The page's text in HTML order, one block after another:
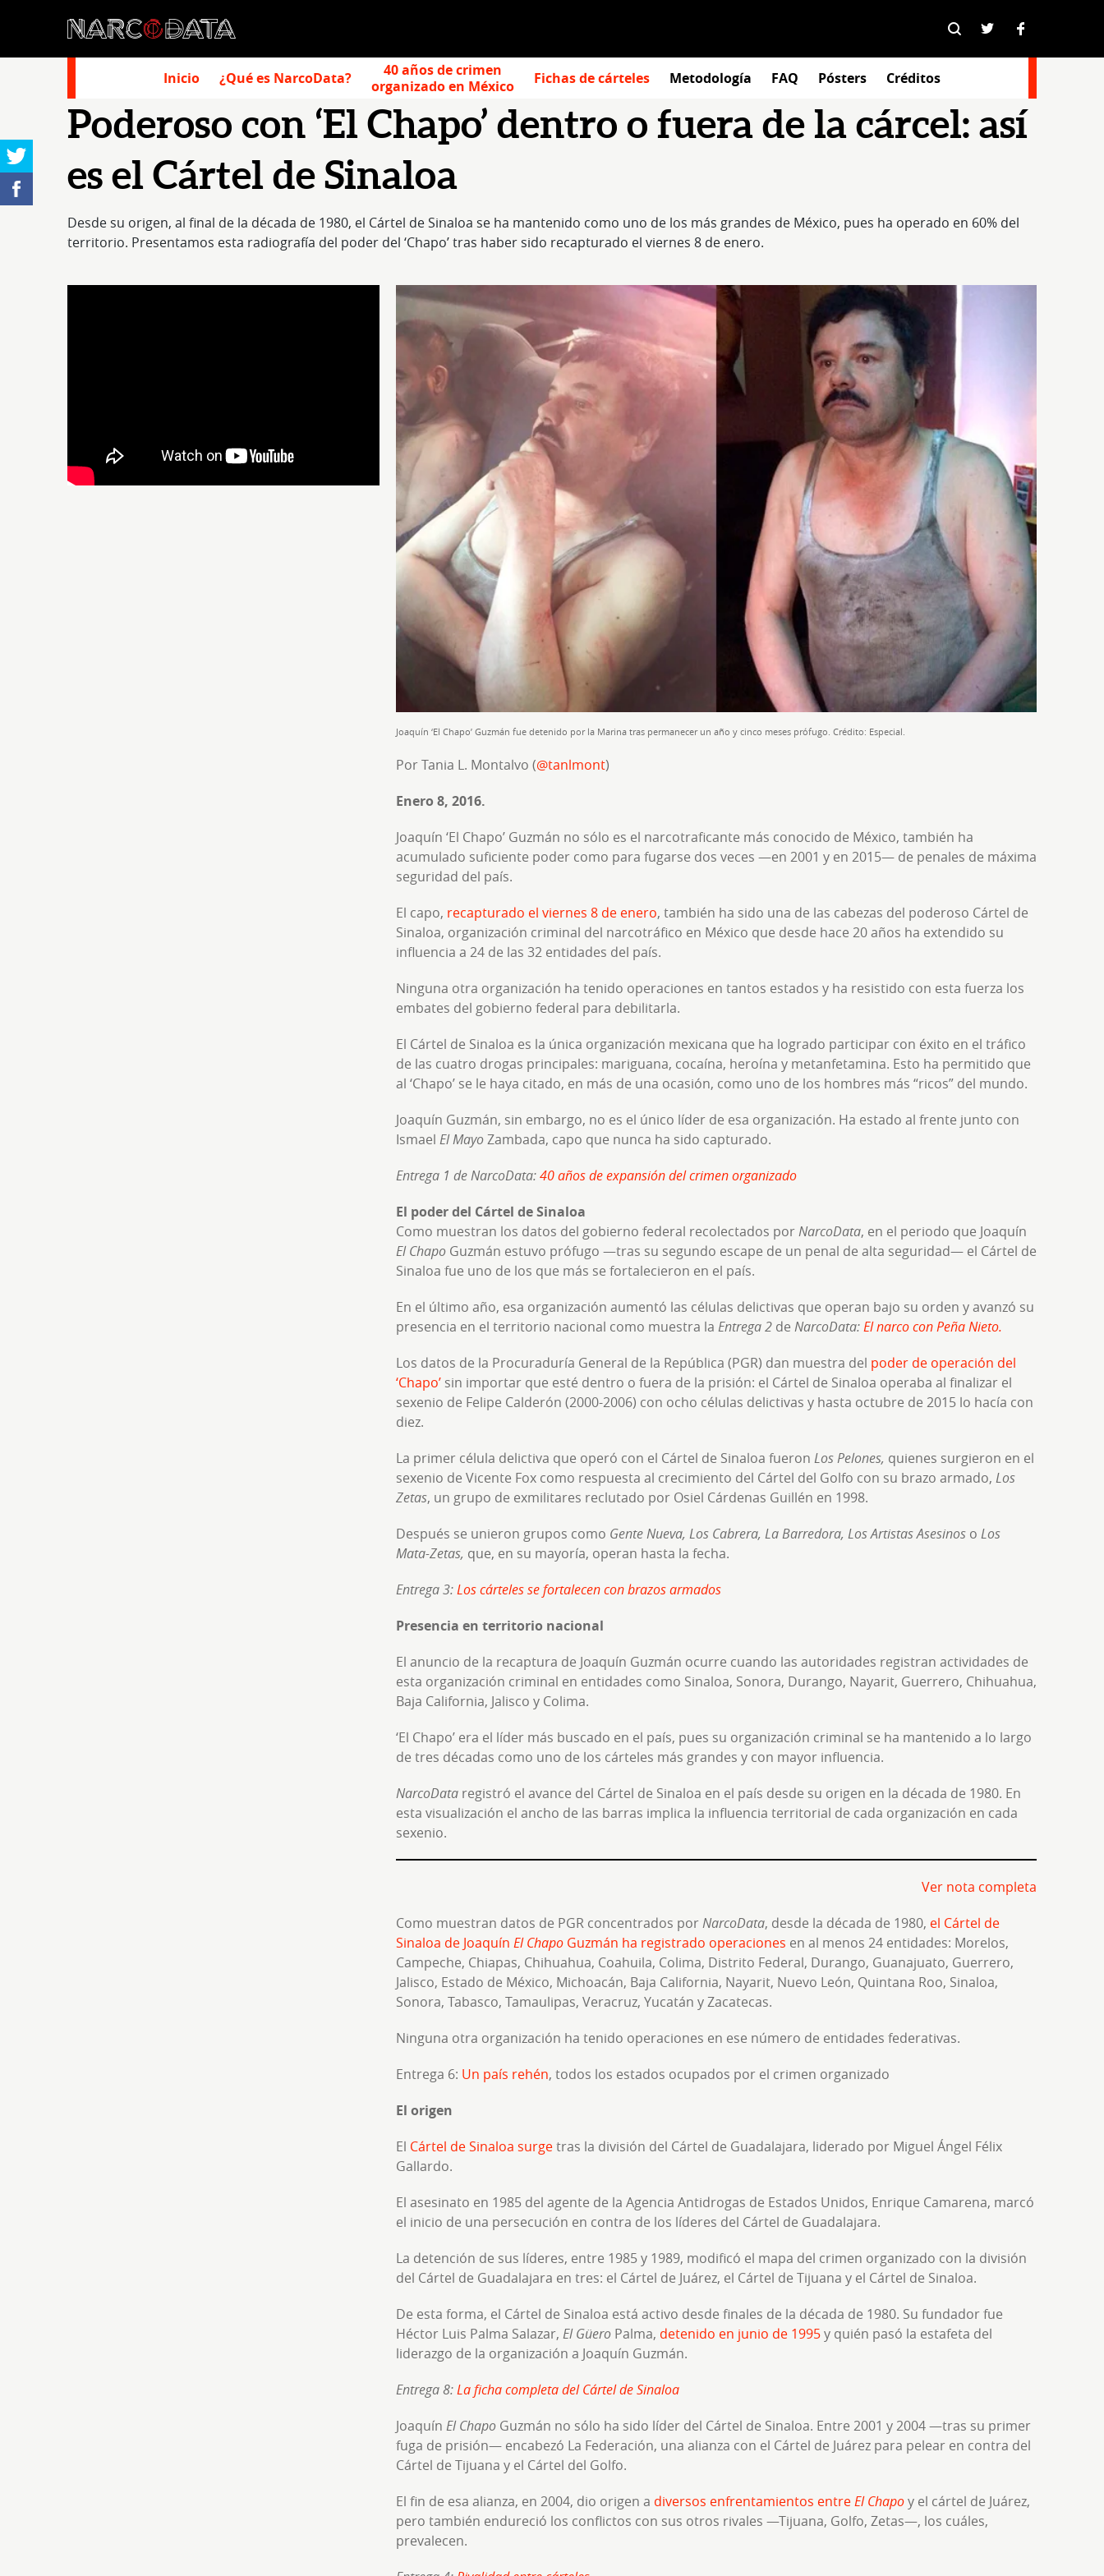
Inicio ¿Qué es NarcoData?
40 años de crimen
organizado en México
Fichas de cárteles Metodología FAQ Pósters Créditos
Poderoso con ‘El Chapo’ dentro o fuera de la cárcel: así
es el Cártel de Sinaloa
Desde su origen, al final de la década de 1980, el Cártel de Sinaloa se ha mantenido como uno de los más grandes de México, pues ha operado en 60% del
territorio. Presentamos esta radiografía del poder del ‘Chapo’ tras haber sido recapturado el viernes 8 de enero.
Joaquín ‘El Chapo’ Guzmán fue detenido por la Marina tras permanecer un año y cinco meses prófugo. Crédito: Especial.
Por Tania L. Montalvo (@tanlmont)
Enero 8, 2016.
Joaquín ‘El Chapo’ Guzmán no sólo es el narcotraficante más conocido de México, también ha
acumulado suficiente poder como para fugarse dos veces —en 2001 y en 2015— de penales de máxima
seguridad del país.
El capo, recapturado el viernes 8 de enero, también ha sido una de las cabezas del poderoso Cártel de
Sinaloa, organización criminal del narcotráfico en México que desde hace 20 años ha extendido su
influencia a 24 de las 32 entidades del país.
Ninguna otra organización ha tenido operaciones en tantos estados y ha resistido con esta fuerza los
embates del gobierno federal para debilitarla.
El Cártel de Sinaloa es la única organización mexicana que ha logrado participar con éxito en el tráfico
de las cuatro drogas principales: mariguana, cocaína, heroína y metanfetamina. Esto ha permitido que
al ‘Chapo’ se le haya citado, en más de una ocasión, como uno de los hombres más “ricos” del mundo.
Joaquín Guzmán, sin embargo, no es el único líder de esa organización. Ha estado al frente junto con
Ismael El MayoZambada, capo que nunca ha sido capturado.
Entrega 1 de NarcoData:40 años de expansión del crimen organizado
El poder del Cártel de Sinaloa
Como muestran los datos del gobierno federal recolectados porNarcoData, en el periodo que Joaquín
El Chapo Guzmán estuvo prófugo —tras su segundo escape de un penal de alta seguridad— el Cártel de
Sinaloa fue uno de los que más se fortalecieron en el país.
En el último año, esa organización aumentó las células delictivas que operan bajo su orden y avanzó su
presencia en el territorio nacional como muestra la Entrega 2 de NarcoData:El narco con Peña Nieto.
Los datos de la Procuraduría General de la República (PGR) dan muestra del poder de operación del
‘Chapo’ sin importar que esté dentro o fuera de la prisión: el Cártel de Sinaloa operaba al finalizar el
sexenio de Felipe Calderón (2000-2006) con ocho células delictivas y hasta octubre de 2015 lo hacía con
diez.
La primer célula delictiva que operó con el Cártel de Sinaloa fueron Los Pelones, quienes surgieron en el
sexenio de Vicente Fox como respuesta al crecimiento del Cártel del Golfo con su brazo armado, Los
Zetas, un grupo de exmilitares reclutado por Osiel Cárdenas Guillén en 1998.
Después se unieron grupos como Gente Nueva, Los Cabrera, La Barredora, Los Artistas Asesinos o Los
Mata-Zetas, que, en su mayoría, operan hasta la fecha.
Entrega 3:Los cárteles se fortalecen con brazos armados
Presencia en territorio nacional
El anuncio de la recaptura de Joaquín Guzmán ocurre cuando las autoridades registran actividades de
esta organización criminal en entidades como Sinaloa, Sonora, Durango, Nayarit, Guerrero, Chihuahua,
Baja California, Jalisco y Colima.
‘El Chapo’ era el líder más buscado en el país, pues su organización criminal se ha mantenido a lo largo
de tres décadas como uno de los cárteles más grandes y con mayor influencia.
NarcoData registró el avance del Cártel de Sinaloa en el país desde su origen en la década de 1980. En
esta visualización el ancho de las barras implica la influencia territorial de cada organización en cada
sexenio.
Ver nota completa
Como muestran datos de PGR concentrados porNarcoData, desde la década de 1980, el Cártel de
Sinaloa de Joaquín El Chapo Guzmán ha registrado operaciones en al menos 24 entidades: Morelos,
Campeche, Chiapas, Chihuahua, Coahuila, Colima, Distrito Federal, Durango, Guanajuato, Guerrero,
Jalisco, Estado de México, Michoacán, Baja California, Nayarit, Nuevo León, Quintana Roo, Sinaloa,
Sonora, Tabasco, Tamaulipas, Veracruz, Yucatán y Zacatecas.
Ninguna otra organización ha tenido operaciones en ese número de entidades federativas.
Entrega 6: Un país rehén, todos los estados ocupados por el crimen organizado
El origen
El Cártel de Sinaloa surgetras la división del Cártel de Guadalajara, liderado por Miguel Ángel Félix
Gallardo.
El asesinato en 1985 del agente de la Agencia Antidrogas de Estados Unidos, Enrique Camarena, marcó
el inicio de una persecución en contra de los líderes del Cártel de Guadalajara.
La detención de sus líderes, entre 1985 y 1989, modificó el mapa del crimen organizado con la división
del Cártel de Guadalajara en tres: el Cártel de Juárez, el Cártel de Tijuana y el Cártel de Sinaloa.
De esta forma, el Cártel de Sinaloa está activo desde finales de la década de 1980. Su fundador fue
Héctor Luis Palma Salazar, El Güero Palma, detenido en junio de 1995y quién pasó la estafeta del
liderazgo de la organización a Joaquín Guzmán.
Entrega 8:La ficha completa del Cártel de Sinaloa
Joaquín El Chapo Guzmán no sólo ha sido líder del Cártel de Sinaloa. Entre 2001 y 2004 —tras su primer
fuga de prisión— encabezó La Federación, una alianza con el Cártel de Juárez para pelear en contra del
Cártel de Tijuana y el Cártel del Golfo.
El fin de esa alianza, en 2004, dio origen a diversos enfrentamientos entreEl Chapoy el cártel de Juárez,
pero también endureció los conflictos con sus otros rivales —Tijuana, Golfo, Zetas—, los cuáles,
prevalecen.